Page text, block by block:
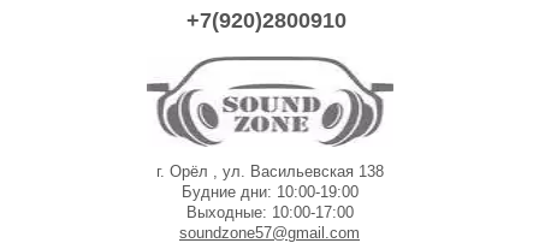
+7(920)2800910
г. Орёл , ул. Васильевская 138
Будние дни: 10:00-19:00
Выходные: 10:00-17:00
soundzone57@gmail.com